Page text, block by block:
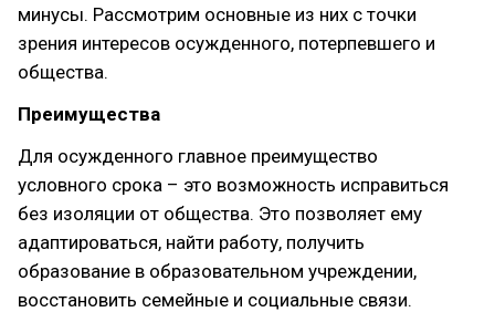
минусы. Рассмотрим основные из них с точки
зрения интересов осужденного, потерпевшего и
общества.
Преимущества
Для осужденного главное преимущество
условного срока – это возможность исправиться
без изоляции от общества. Это позволяет ему
адаптироваться, найти работу, получить
образование в образовательном учреждении,
восстановить семейные и социальные связи.